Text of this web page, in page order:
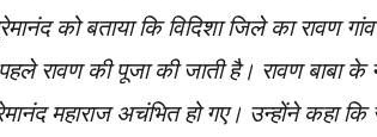
को बताया कि विदिशा जिले का रावण
रावण की पूजा की जाती है। रावण बाबा के
महाराज अचंभित हो गए। उन्होंने कहा कि